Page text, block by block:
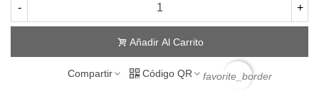
- +
Añadir Al Carrito
Compartir Código QR favorite_border